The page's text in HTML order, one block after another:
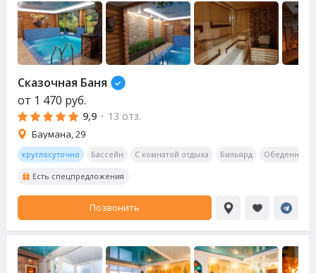
Сказочная Баня
от 1 470 руб.
9,9 · 13 отз.
Баумана, 29
круглосуточно Бассейн С комнатой отдыха Бильярд Обеденная
Есть спецпредложения
Позвонить